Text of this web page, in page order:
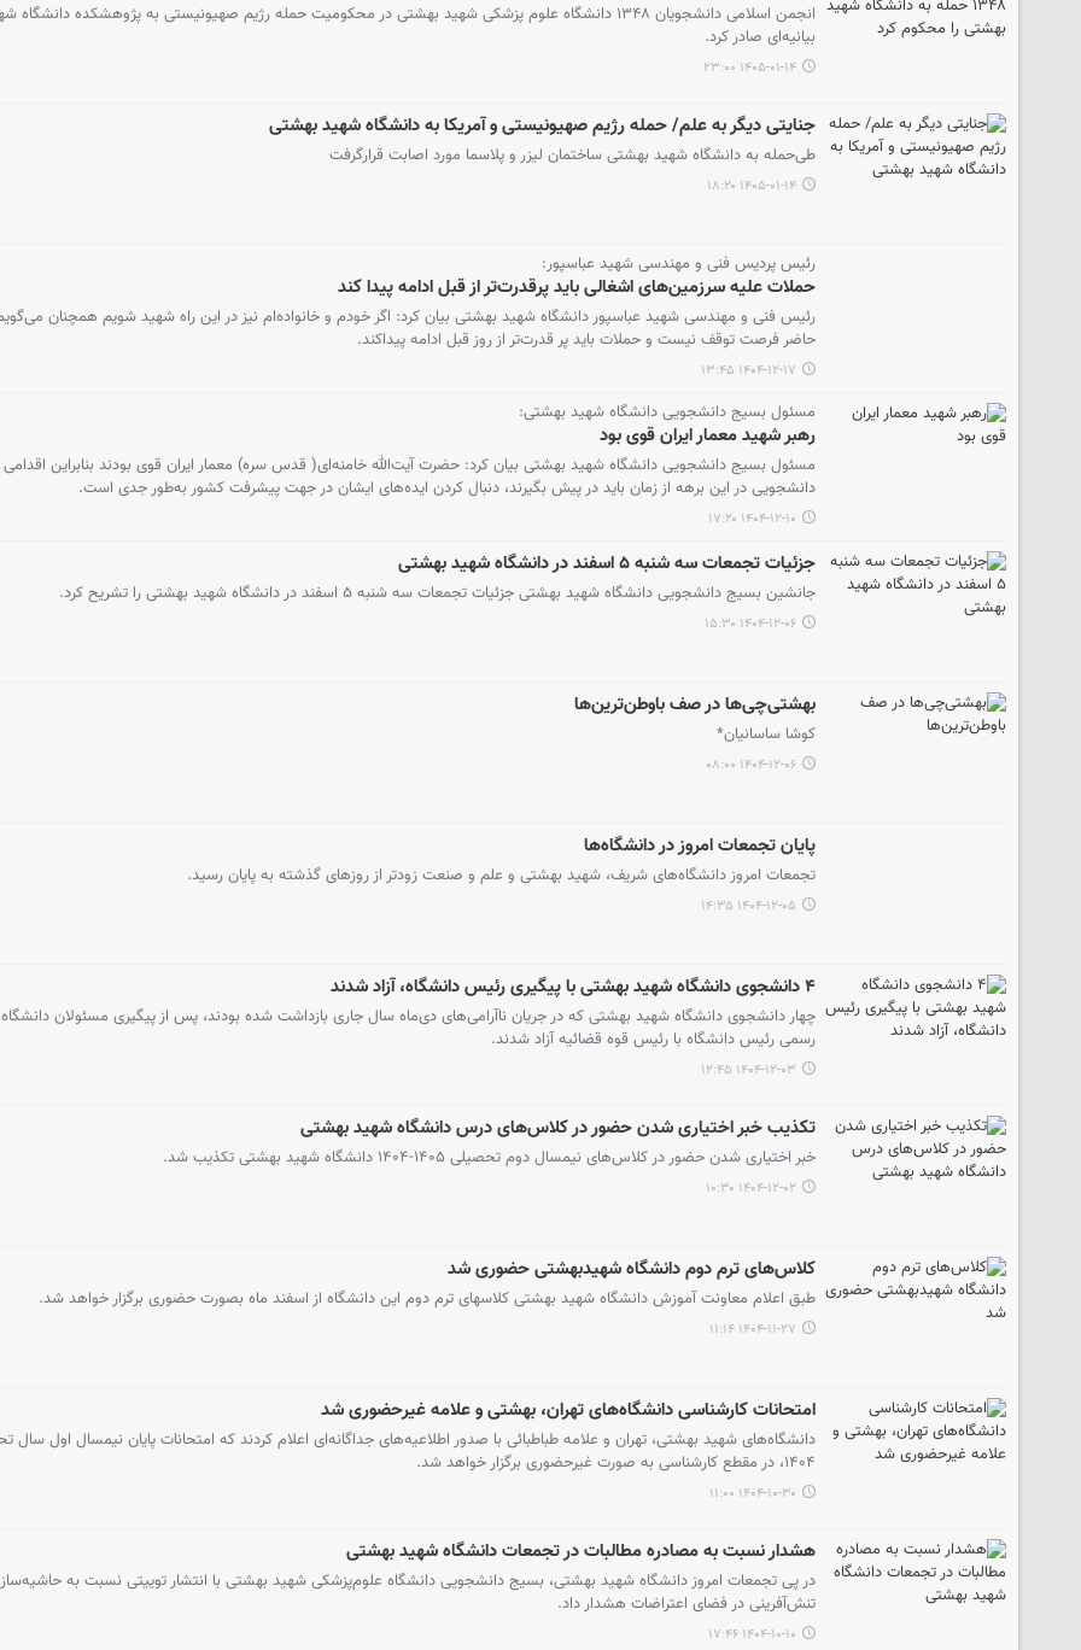
انجمن اسلامی دانشجویان ۱۳۴۸ دانشگاه علوم پزشکی شهید بهشتی در محکومیت حمله رژیم صهیونیستی به پژوهشکده
بیانیه‌ای صادر کرد.
۱۴۰۵-۰۱-۱۴ ۲۳:۰۰
جنایتی دیگر به علم/ حمله رژیم صهیونیستی و آمریکا به دانشگاه شهید بهشتی
طی‌حمله به دانشگاه شهید بهشتی ساختمان لیزر و پلاسما مورد اصابت قرارگرفت
۱۴۰۵-۰۱-۱۴ ۱۸:۲۰
رئیس پردیس فنی و مهندسی شهید عباسپور:
حملات علیه سرزمین‌های اشغالی باید پرقدرت‌تر از قبل ادامه پیدا کند
رئیس فنی و مهندسی شهید عباسپور دانشگاه شهید بهشتی بیان کرد: اگر خودم و خانواده‌ام نیز در این راه شهید شویم همچنان
حاضر فرصت توقف نیست و حملات باید پر قدرت‌تر از روز قبل ادامه پیداکند.
۱۴۰۴-۱۲-۱۷ ۱۳:۴۵
مسئول بسیج دانشجویی دانشگاه شهید بهشتی:
رهبر شهید معمار ایران قوی بود
مسئول بسیج دانشجویی دانشگاه شهید بهشتی بیان کرد: حضرت آیت‌الله خامنه‌ای( قدس سره) معمار ایران قوی بودند بنابراین
دانشجویی در این برهه از زمان باید در پیش بگیرند، دنبال کردن ایده‌های ایشان در جهت پیشرفت کشور به‌طور جدی است.
۱۴۰۴-۱۲-۱۰ ۱۷:۲۰
جزئیات تجمعات سه شنبه ۵ اسفند در دانشگاه شهید بهشتی
جانشین بسیج دانشجویی دانشگاه شهید بهشتی جزئیات تجمعات سه شنبه ۵ اسفند در دانشگاه شهید بهشتی را تشریح کرد.
۱۴۰۴-۱۲-۰۶ ۱۵:۳۰
بهشتی‌چی‌ها در صف باوطن‌ترین‌ها
کوشا ساسانیان*
۱۴۰۴-۱۲-۰۶ ۰۸:۰۰
پایان تجمعات امروز در دانشگاه‌ها
تجمعات امروز دانشگاه‌های شریف، شهید بهشتی و علم و صنعت زودتر از روزهای گذشته به پایان رسید.
۱۴۰۴-۱۲-۰۵ ۱۴:۳۵
۴ دانشجوی دانشگاه شهید بهشتی با پیگیری رئیس دانشگاه، آزاد شدند
چهار دانشجوی دانشگاه شهید بهشتی که در جریان ناآرامی‌های دی‌ماه سال جاری بازداشت شده بودند، پس از پیگیری مسئولان دانشگاه
رسمی رئیس دانشگاه با رئیس قوه قضائیه آزاد شدند.
۱۴۰۴-۱۲-۰۳ ۱۲:۴۵
تکذیب خبر اختیاری‌ شدن حضور در کلاس‌های درس دانشگاه شهید بهشتی
خبر اختیاری‌ شدن حضور در کلاس‌های نیمسال دوم تحصیلی ۱۴۰۵-۱۴۰۴ دانشگاه شهید بهشتی تکذیب شد.
۱۴۰۴-۱۲-۰۲ ۱۰:۳۰
کلاس‌های ترم دوم دانشگاه شهیدبهشتی حضوری شد
طبق اعلام معاونت آموزش دانشگاه شهید بهشتی کلاسهای ترم دوم این دانشگاه از اسفند ماه بصورت حضوری برگزار خواهد شد.
۱۴۰۴-۱۱-۲۷ ۱۱:۱۴
امتحانات کارشناسی دانشگاه‌های تهران، بهشتی و علامه غیرحضوری شد
۱۴۰۴، در مقطع کارشناسی به صورت غیرحضوری برگزار خواهد شد.
۱۴۰۴-۱۰-۳۰ ۱۱:۰۰
هشدار نسبت به مصادره مطالبات در تجمعات دانشگاه شهید بهشتی
در پی تجمعات امروز دانشگاه شهید بهشتی، بسیج دانشجویی دانشگاه علوم‌پزشکی شهید بهشتی با انتشار توییتی نسبت به
تنش‌آفرینی در فضای اعتراضات هشدار داد.
۱۴۰۴-۱۰-۱۰ ۱۷:۴۶